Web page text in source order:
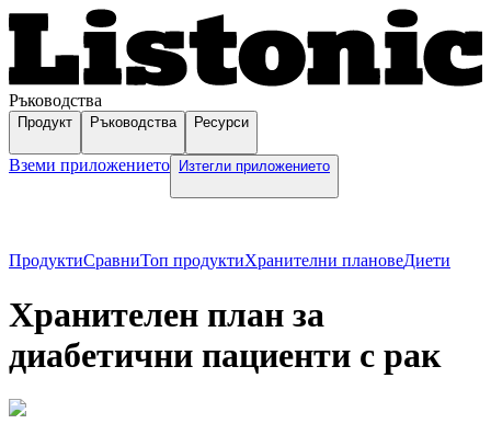
Ръководства
Продукт Ръководства Ресурси
Вземи приложението Изтегли приложението
ПродуктиСравниТоп продуктиХранителни плановеДиети
Хранителен план за
диабетични пациенти с рак